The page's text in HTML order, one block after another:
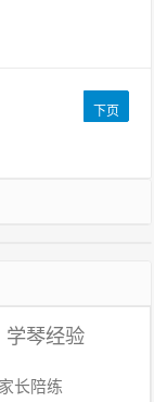
下页
学琴经验
家长陪练